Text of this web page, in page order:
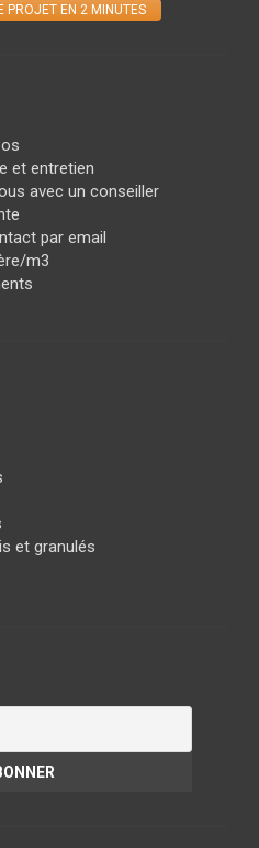
PROJET EN 2 MINUTES
et entretien
avec un conseiller
par email
m3
et granulés